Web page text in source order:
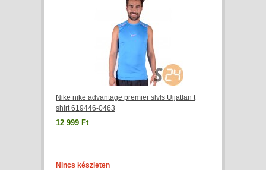
Nike nike advantage premier slvls Ujjatlan t
shirt 619446-0463
12 999 Ft
Nincs készleten